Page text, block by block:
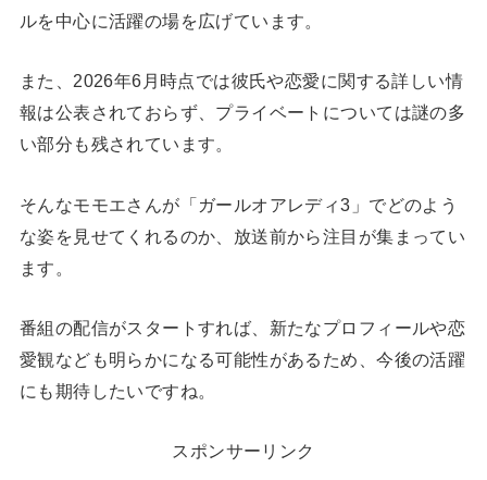
ルを中心に活躍の場を広げています。
また、2026年6月時点では彼氏や恋愛に関する詳しい情
報は公表されておらず、プライベートについては謎の多
い部分も残されています。
そんなモモエさんが「ガールオアレディ3」でどのよう
な姿を見せてくれるのか、放送前から注目が集まってい
ます。
番組の配信がスタートすれば、新たなプロフィールや恋
愛観なども明らかになる可能性があるため、今後の活躍
にも期待したいですね。
スポンサーリンク